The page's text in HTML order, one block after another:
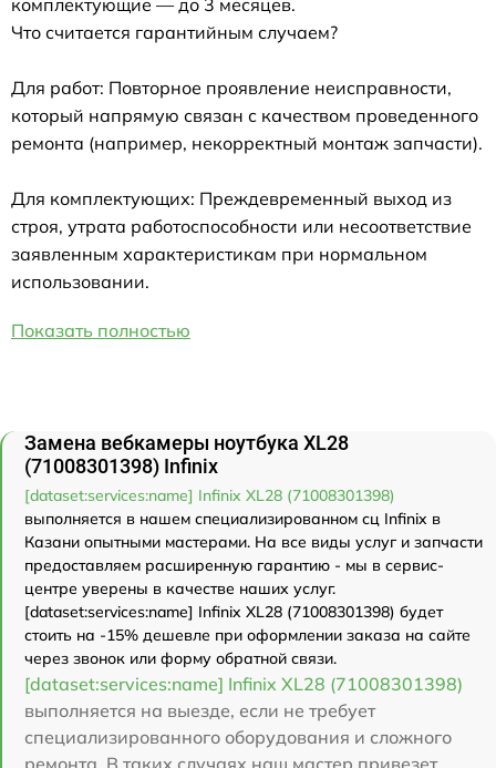
Что считается гарантийным случаем?
Для работ: Повторное проявление неисправности,
который напрямую связан с качеством проведенного
ремонта (например, некорректный монтаж запчасти).
Для комплектующих: Преждевременный выход из
строя, утрата работоспособности или несоответствие
заявленным характеристикам при нормальном
использовании.
Показать полностью
Замена вебкамеры ноутбука XL28
(71008301398) Infinix
[dataset:services:name] Infinix XL28 (71008301398)
выполняется в нашем специализированном сц Infinix в
Казани опытными мастерами. На все виды услуг и запчасти
предоставляем расширенную гарантию - мы в сервис-
центре уверены в качестве наших услуг.
[dataset:services:name] Infinix XL28 (71008301398) будет
стоить на -15% дешевле при оформлении заказа на сайте
через звонок или форму обратной связи.
[dataset:services:name] Infinix XL28 (71008301398)
выполняется на выезде, если не требует
специализированного оборудования и сложного
ремонта. В таких случаях наш мастер привезет